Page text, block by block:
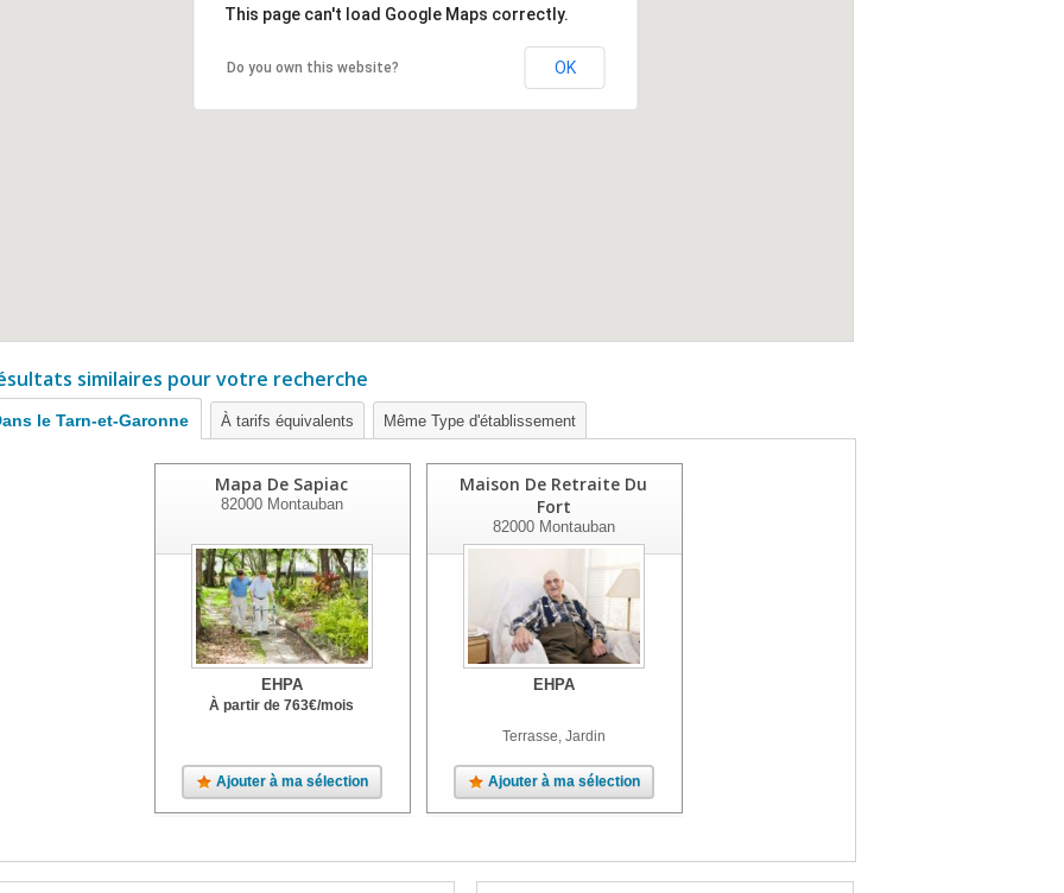
This page can't load Google Maps correctly.
Do you own this website? OK
similaires pour votre recherche
le Tarn-et-Garonne À tarifs équivalents Même Type d'établissement
Mapa De Sapiac
82000Montauban
EHPA
À partir de 763€/mois
Ajouter à ma sélection
Maison De Retraite Du
Fort
82000Montauban
EHPA
Terrasse, Jardin
Ajouter à ma sélection